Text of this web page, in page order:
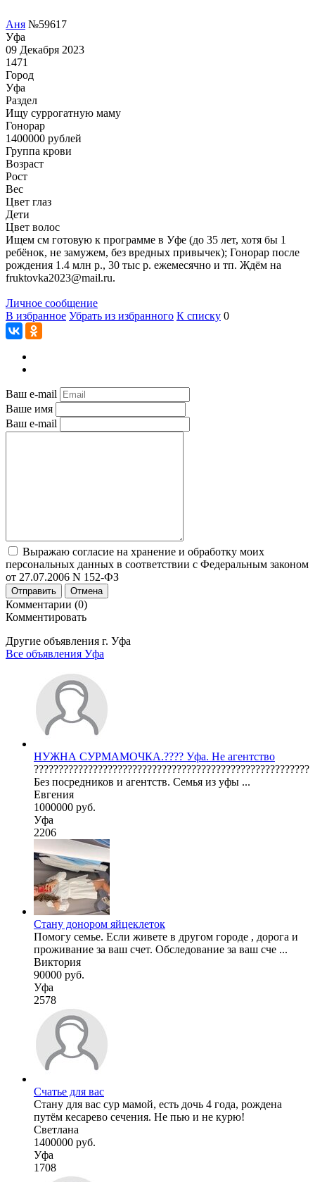
Аня №59617
Уфа
09 Декабря 2023
1471
Город
Уфа
Раздел
Ищу суррогатную маму
Гонoрар
1400000 рублей
Группа крови
Возраст
Рост
Вес
Цвет глаз
Дети
Цвет волос
Ищем см готовую к программе в Уфе (до 35 лет, хотя бы 1
ребёнок, не замужем, без вредных привычек); Гонорар после
рождения 1.4 млн р., 30 тыс р. ежемесячно и тп. Ждём на
fruktovka2023@mail.ru.
Личное сообщение
В избранное Убрать из избранного К списку 0
Ваш e-mail
Ваше имя
Ваш e-mail
Выражаю согласие на хранение и обработку моих
персональных данных в соответствии с Федеральным законом
от 27.07.2006 N 152-ФЗ
Отправить Отмена
Комментарии (0)
Комментировать
Другие объявления г. Уфа
Все объявления Уфа
НУЖНА СУРМАМОЧКА.???? Уфа. Не агентство
????????????????????????????????????????????????????????
Без посредников и агентств. Семья из уфы ...
Евгения
1000000 руб.
Уфа
2206
Стану донором яйцеклеток
Помогу семье. Если живете в другом городе , дорога и
проживание за ваш счет. Обследование за ваш сче ...
Виктория
90000 руб.
Уфа
2578
Счатье для вас
Стану для вас сур мамой, есть дочь 4 года, рождена
путём кесарево сечения. Не пью и не курю!
Светлана
1400000 руб.
Уфа
1708